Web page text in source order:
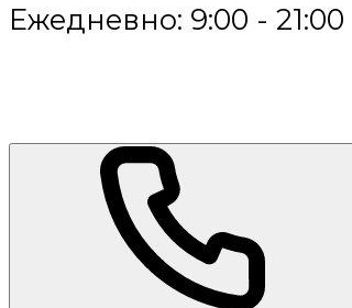
Ежедневно: 9:00 - 21:00